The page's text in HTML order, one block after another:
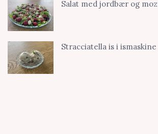
Salat med jordbær og
Stracciatella is i ismaskine